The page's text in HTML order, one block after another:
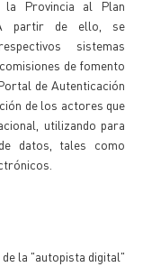
la Provincia al Plan
A partir de ello, se
sistemas
de fomento
de Autenticación
de los actores que
utilizando para
datos, tales como
la "autopista digital"